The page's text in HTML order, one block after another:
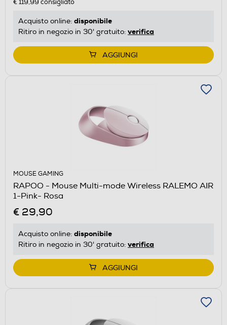
€ 119,99 consigliato
Acquisto online: disponibile
Ritiro in negozio in 30' gratuito: verifica
AGGIUNGI
MOUSE GAMING
RAPOO - Mouse Multi-mode Wireless RALEMO AIR
1-Pink- Rosa
€ 29,90
Acquisto online: disponibile
Ritiro in negozio in 30' gratuito: verifica
AGGIUNGI